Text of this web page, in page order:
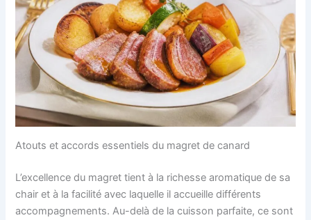
Atouts et accords essentiels du magret de canard
L’excellence du magret tient à la richesse aromatique de sa
chair et à la facilité avec laquelle il accueille différents
accompagnements. Au-delà de la cuisson parfaite, ce sont